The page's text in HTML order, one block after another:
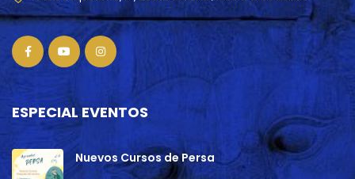
ESPECIAL EVENTOS
Nuevos Cursos de Persa